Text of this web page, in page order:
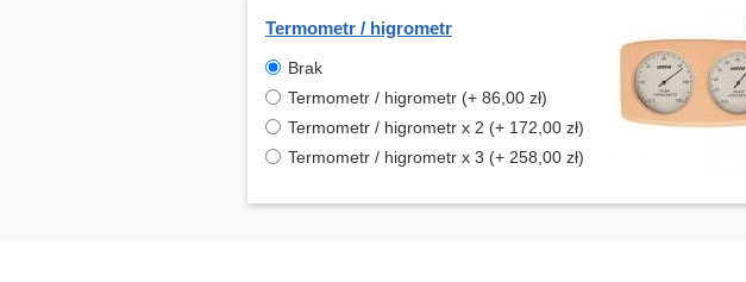
Termometr / higrometr
Brak
Termometr / higrometr (+ 86,00 zł)
Termometr / higrometr x 2 (+ 172,00 zł)
Termometr / higrometr x 3 (+ 258,00 zł)